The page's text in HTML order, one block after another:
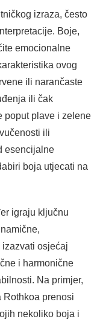
izraza, često
Boje,
emocionalne
ovog
ili narančaste
ili čak
poput plave i zelene
ili
esencijalne
boja utjecati na
igraju ključnu
osjećaj
i harmonične
Na primjer,
Rothkoa prenosi
nekoliko boja i